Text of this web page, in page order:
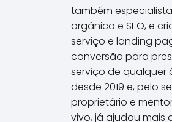
também
orgânico e SEO, e
serviço e landing
conversão para
serviço de qualquer
desde 2019 e, pelo
proprietário e
vivo, já ajudou mais